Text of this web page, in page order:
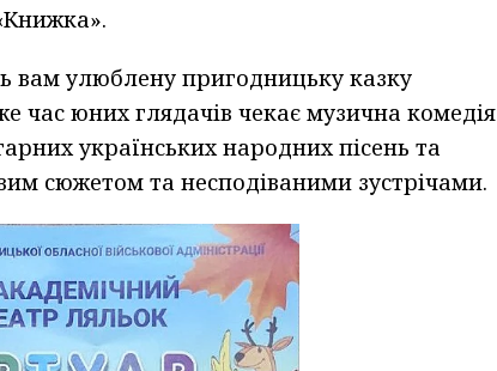
вам улюблену пригодницьку казку
час юних глядачів чекає музична комедія
українських народних пісень та
сюжетом та несподіваними зустрічами.